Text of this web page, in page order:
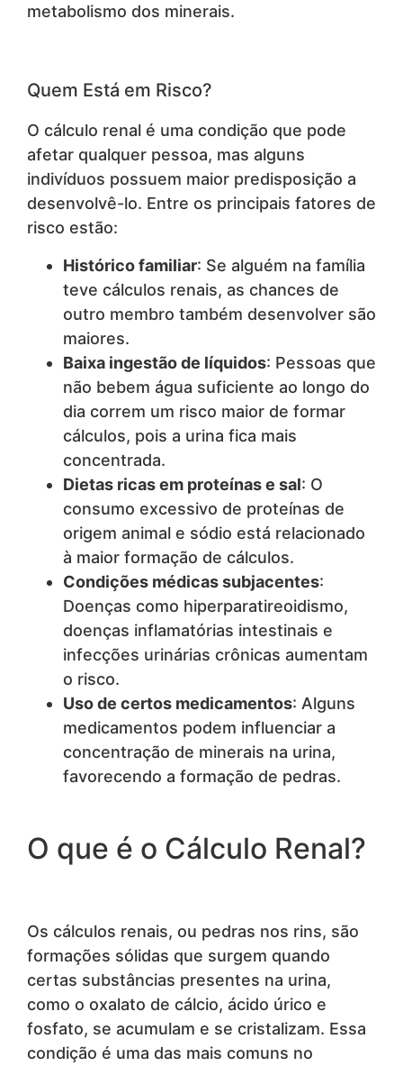
metabolismo dos minerais.
Quem Está em Risco?
O cálculo renal é uma condição que pode
afetar qualquer pessoa, mas alguns
indivíduos possuem maior predisposição a
desenvolvê-lo. Entre os principais fatores de
risco estão:
Histórico familiar: Se alguém na família
teve cálculos renais, as chances de
outro membro também desenvolver são
maiores.
Baixa ingestão de líquidos: Pessoas que
não bebem água suficiente ao longo do
dia correm um risco maior de formar
cálculos, pois a urina fica mais
concentrada.
Dietas ricas em proteínas e sal: O
consumo excessivo de proteínas de
origem animal e sódio está relacionado
à maior formação de cálculos.
Condições médicas subjacentes:
Doenças como hiperparatireoidismo,
doenças inflamatórias intestinais e
infecções urinárias crônicas aumentam
o risco.
Uso de certos medicamentos: Alguns
medicamentos podem influenciar a
concentração de minerais na urina,
favorecendo a formação de pedras.
O que é o Cálculo Renal?
Os cálculos renais, ou pedras nos rins, são
formações sólidas que surgem quando
certas substâncias presentes na urina,
como o oxalato de cálcio, ácido úrico e
fosfato, se acumulam e se cristalizam. Essa
condição é uma das mais comuns no